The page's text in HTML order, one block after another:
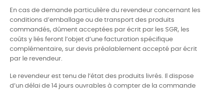
En cas de demande particulière du revendeur concernant les
conditions d’emballage ou de transport des produits
commandés, dûment acceptées par écrit par les SGR, les
coûts y liés feront l’objet d’une facturation spécifique
complémentaire, sur devis préalablement accepté par écrit
par le revendeur.
Le revendeur est tenu de l’état des produits livrés. Il dispose
d’un délai de 14 jours ouvrables à compter de la commande